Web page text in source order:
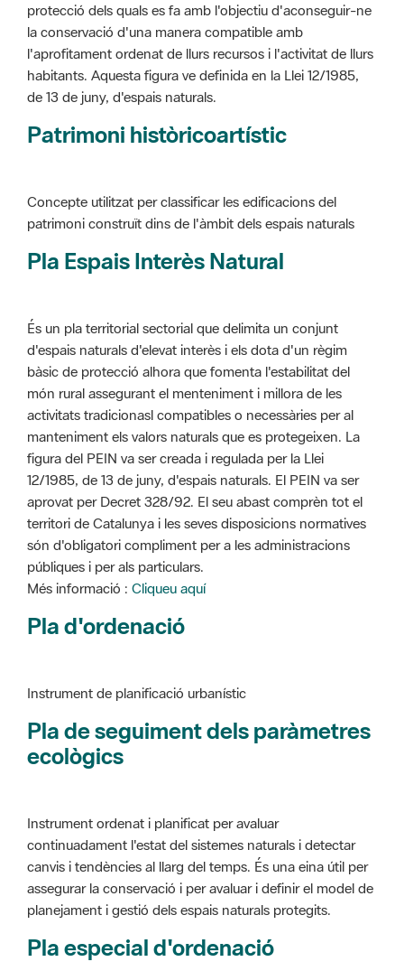
habitants. Aquesta figura ve definida en la Llei 12/1985,
de 13 de juny, d'espais naturals.
Patrimoni històricoartístic
Concepte utilitzat per classificar les edificacions del
Pla Espais Interès Natural
És un pla territorial sectorial que delimita un conjunt
món rural assegurant el menteniment i millora de les
activitats tradicionasl compatibles o necessàries per al
manteniment els valors naturals que es protegeixen. La
figura del PEIN va ser creada i regulada per la Llei
12/1985, de 13 de juny, d'espais naturals. El PEIN va ser
aprovat per Decret 328/92. El seu abast comprèn tot el
territori de Catalunya i les seves disposicions normatives
són d'obligatori compliment per a les administracions
públiques i per als particulars.
Més informació :Cliqueu aquí
Pla d'ordenació
Instrument de planificació urbanístic
ecològics
Instrument ordenat i planificat per avaluar
assegurar la conservació i per avaluar i definir el model de
planejament i gestió dels espais naturals protegits.
Pla especial d'ordenació
Instrument de planificació urbanístic